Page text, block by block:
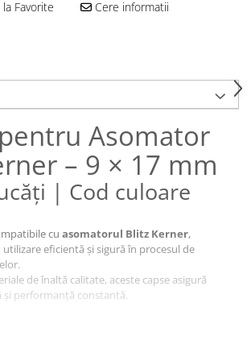
Sticlă
T-Post
Stâlpi
Electric
Electric
electric
Electric
Favorite Cere informatii
Asomator
– 9 × 17 mm
| Cod culoare
cu asomatorul Blitz Kerner,
eficientă și sigură în procesul de
de înaltă calitate, aceste capse asigură
performanță constantă.
principale